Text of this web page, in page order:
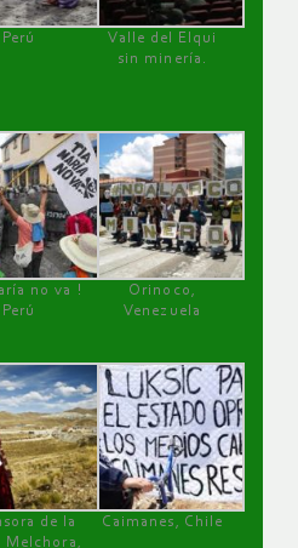
Perú
Valle del Elqui
sin minería.
no va !
Perú
Orinoco,
Venezuela
de la
Caimanes, Chile